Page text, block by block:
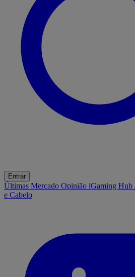
Entrar
Últimas Mercado Opinião iGaming Hub
e Cabelo